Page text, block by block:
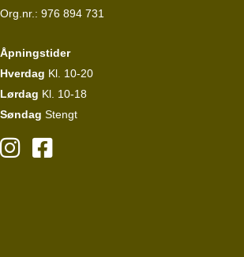
Org.nr.: 976 894 731
Åpningstider
Hverdag Kl. 10-20
Lørdag Kl. 10-18
Søndag Stengt